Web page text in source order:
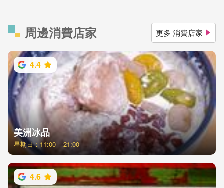
周邊消費店家 更多 消費店家
4.4
美洲冰品
星期日：11:00 – 21:00
4.6